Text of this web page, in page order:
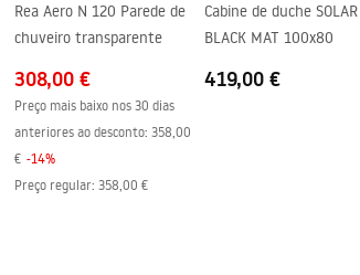
Rea Aero N 120 Parede de
chuveiro transparente
308,00 €
Preço mais baixo nos 30 dias
anteriores ao desconto: 358,00
€ -14%
Preço regular: 358,00 €
Cabine de duche SOLAR
BLACK MAT 100x80
419,00 €